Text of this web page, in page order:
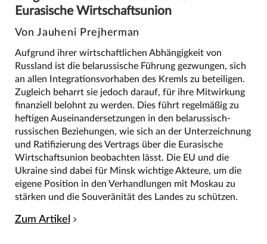
Eurasische Wirtschaftsunion
Von Jauheni Prejherman
Aufgrund ihrer wirtschaftlichen Abhängigkeit von
Russland ist die belarussische Führung gezwungen, sich
an allen Integrationsvorhaben des Kremls zu beteiligen.
Zugleich beharrt sie jedoch darauf, für ihre Mitwirkung
finanziell belohnt zu werden. Dies führt regelmäßig zu
heftigen Auseinandersetzungen in den belarussisch-
russischen Beziehungen, wie sich an der Unterzeichnung
und Ratifizierung des Vertrags über die Eurasische
Wirtschaftsunion beobachten lässt. Die EU und die
Ukraine sind dabei für Minsk wichtige Akteure, um die
eigene Position in den Verhandlungen mit Moskau zu
stärken und die Souveränität des Landes zu schützen.
Zum Artikel